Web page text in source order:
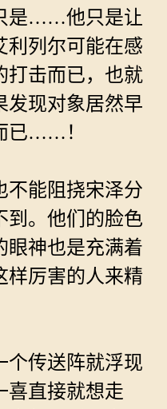
是……他只是让
利列尔可能在感
打击而已，也就
发现对象居然早
已……！
能阻挠宋泽分
到。他们的脸色
眼神也是充满着
样厉害的人来精
传送阵就浮现
喜直接就想走